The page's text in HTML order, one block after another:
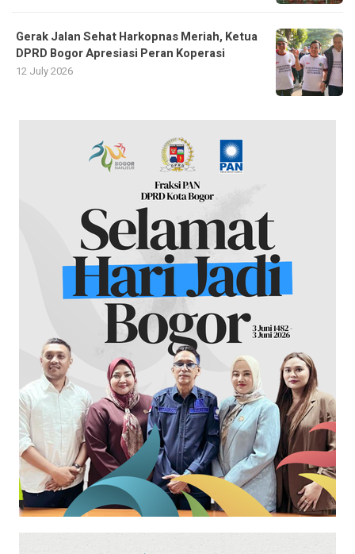
Gerak Jalan Sehat Harkopnas Meriah, Ketua
DPRD Bogor Apresiasi Peran Koperasi
12 July 2026